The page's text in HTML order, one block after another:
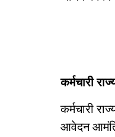
कर्मचारी
कर्मचारी
आवेदन